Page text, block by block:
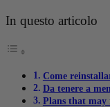
In questo articolo
Come
Da tenere a
Plans that may